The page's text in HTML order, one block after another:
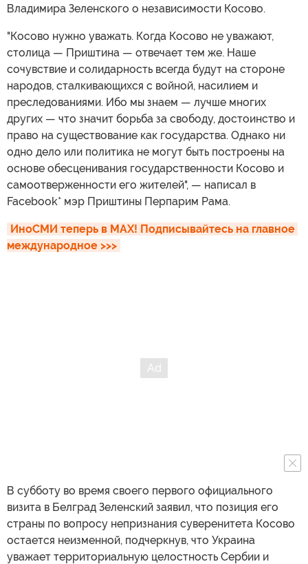
Владимира Зеленского о независимости Косово.
"Косово нужно уважать. Когда Косово не уважают,
столица — Приштина — отвечает тем же. Наше
сочувствие и солидарность всегда будут на стороне
народов, сталкивающихся с войной, насилием и
преследованиями. Ибо мы знаем — лучше многих
других — что значит борьба за свободу, достоинство и
право на существование как государства. Однако ни
одно дело или политика не могут быть построены на
основе обесценивания государственности Косово и
самоотверженности его жителей", — написал в
Facebook* мэр Приштины Перпарим Рама.
ИноСМИ теперь в MAX! Подписывайтесь на главное
международное >>>
В субботу во время своего первого официального
визита в Белград Зеленский заявил, что позиция его
страны по вопросу непризнания суверенитета Косово
остается неизменной, подчеркнув, что Украина
уважает территориальную целостность Сербии и